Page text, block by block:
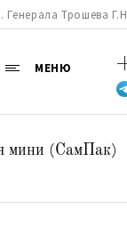
Трошева
МЕНЮ
мини (СамПак)